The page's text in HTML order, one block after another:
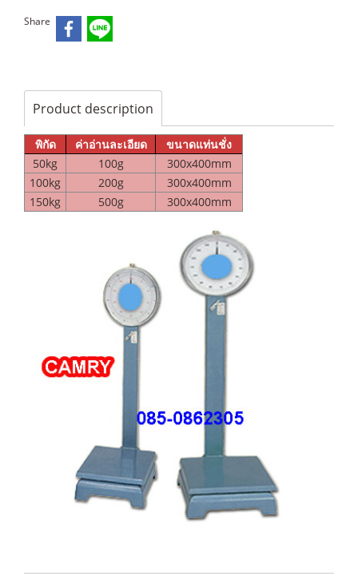
Share
Product description
พิกัด ค่าอ่านละเอียด
ขนาดแท่นชั่ง
50kg
100g
300x400mm
100kg
200g
300x400mm
150kg
500g 300x400mm